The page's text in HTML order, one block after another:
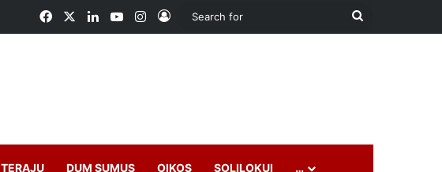
FacebookLinkedInYouTubeInstagram
Log In
Search
TERAJU DUM SUMUS OIKOS SOLILOKUI …